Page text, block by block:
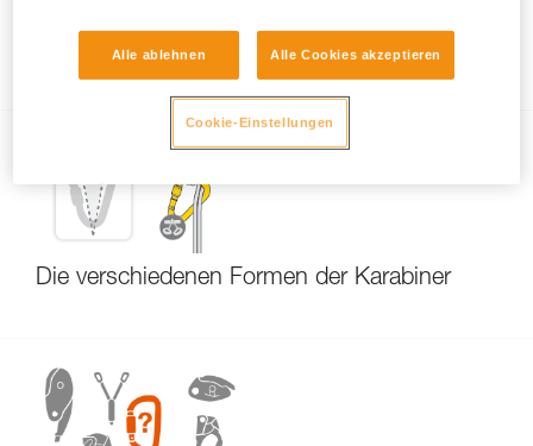
Karabiner.
Die verschiedenen Formen der Karabiner
Alle ablehnen Alle Cookies akzeptieren
Cookie-Einstellungen